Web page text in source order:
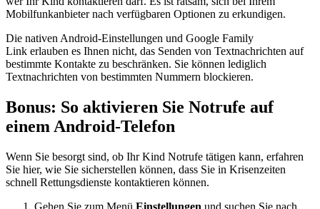
Mobilfunkanbieter nach verfügbaren Optionen zu erkundigen.
Die nativen Android-Einstellungen und Google Family
Link erlauben es Ihnen nicht, das Senden von Textnachrichten auf
bestimmte Kontakte zu beschränken. Sie können lediglich
Textnachrichten von bestimmten Nummern blockieren.
Bonus: So aktivieren Sie Notrufe auf
einem Android-Telefon
Wenn Sie besorgt sind, ob Ihr Kind Notrufe tätigen kann, erfahren
Sie hier, wie Sie sicherstellen können, dass Sie in Krisenzeiten
schnell Rettungsdienste kontaktieren können.
Gehen Sie zum Menü Einstellungen und suchen Sie nach